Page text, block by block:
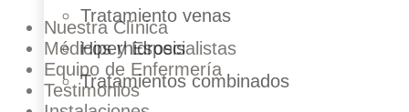
Tratamiento venas
Hiperhidrosis
Tratamientos combinados
Nuestra Clínica
Médicos y Especialistas
Equipo de Enfermería
Testimonios